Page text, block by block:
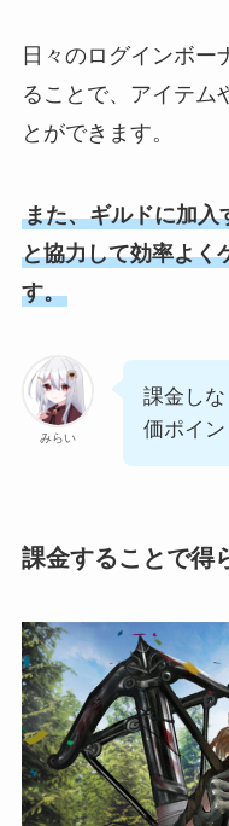
日々のログインボー
ることで、アイテム
とができます。
また、ギルドに加入
と協力して効率よく
す。
みらい
課金し
価ポイン
課金することで得